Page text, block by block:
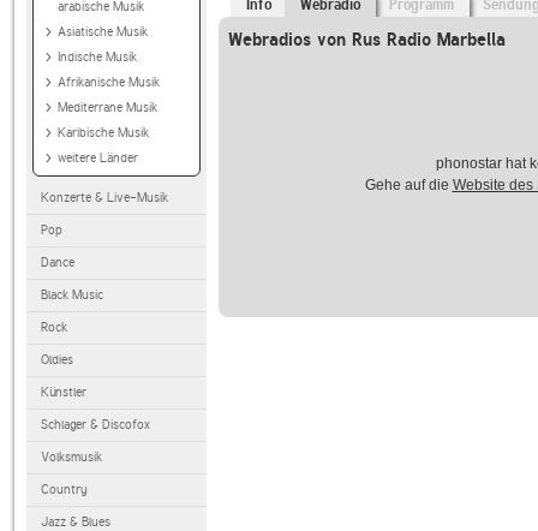
arabische Musik
Asiatische Musik
Indische Musik
Afrikanische Musik
Mediterrane Musik
Karibische Musik
weitere Länder
Konzerte & Live-Musik
Pop
Dance
Black Music
Rock
Oldies
Künstler
Schlager & Discofox
Volksmusik
Country
Jazz & Blues
Info Webradio Programm
Webradios von Rus Radio Marbella
phonostar hat
Gehe auf die Website des